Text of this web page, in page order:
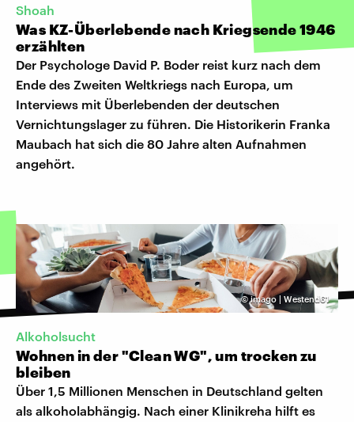
Shoah
Was KZ-Überlebende nach Kriegsende 1946
erzählten
Der Psychologe David P. Boder reist kurz nach dem
Ende des Zweiten Weltkriegs nach Europa, um
Interviews mit Überlebenden der deutschen
Vernichtungslager zu führen. Die Historikerin Franka
Maubach hat sich die 80 Jahre alten Aufnahmen
angehört.
©imago | Westend61
Alkoholsucht
Wohnen in der "Clean WG", um trocken zu
bleiben
Über 1,5 Millionen Menschen in Deutschland gelten
als alkoholabhängig. Nach einer Klinikreha hilft es